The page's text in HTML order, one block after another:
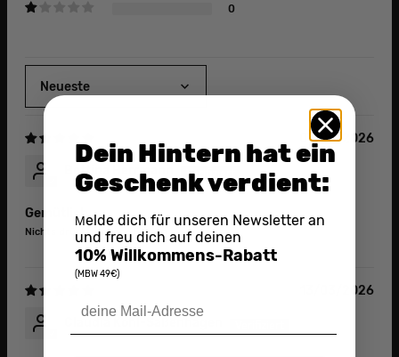
0
Sort by
07/08/2026
Bettina Herrmann
Gemütlich
Nichts drückt, schöne Farben
13/03/2026
Dein Hintern hat ein
Geschenk verdient:
Melde dich für unseren Newsletter an
und freu dich auf deinen
10% Willkommens-Rabatt
(MBW 49€)